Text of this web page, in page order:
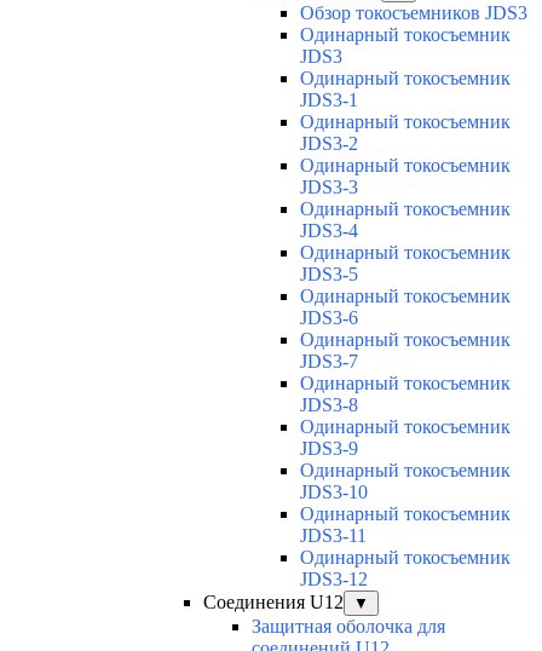
Обзор токосъемников JDS3
Одинарный токосъемник
JDS3
Одинарный токосъемник
JDS3-1
Одинарный токосъемник
JDS3-2
Одинарный токосъемник
JDS3-3
Одинарный токосъемник
JDS3-4
Одинарный токосъемник
JDS3-5
Одинарный токосъемник
JDS3-6
Одинарный токосъемник
JDS3-7
Одинарный токосъемник
JDS3-8
Одинарный токосъемник
JDS3-9
Одинарный токосъемник
JDS3-10
Одинарный токосъемник
JDS3-11
Одинарный токосъемник
JDS3-12
Соединения U12
▼
Защитная оболочка для